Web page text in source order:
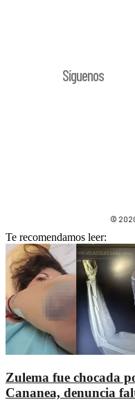
Síguenos
©
Te recomendamos leer:
Zulema fue chocada
Cananea, denuncia